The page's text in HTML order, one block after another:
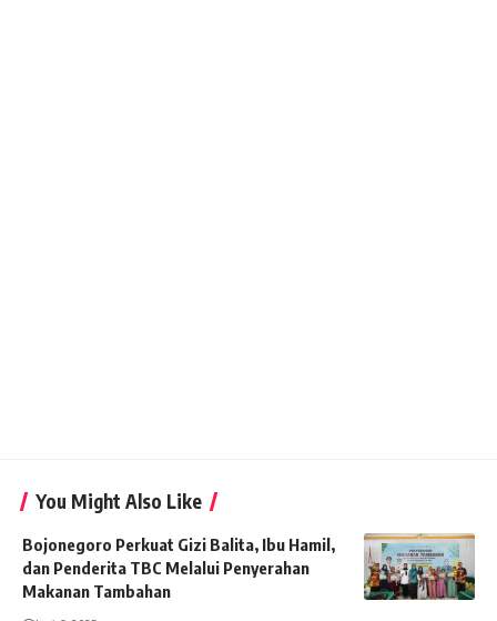
You Might Also Like
Bojonegoro Perkuat Gizi Balita, Ibu Hamil,
dan Penderita TBC Melalui Penyerahan
Makanan Tambahan